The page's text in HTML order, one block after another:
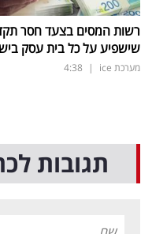
רשות המסים בצעד חסר
שישפיע על כל בית עסק
מערכת ice |
4:38
תגובות